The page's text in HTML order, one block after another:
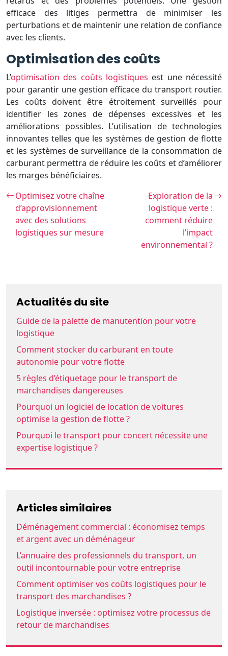
efficace des litiges permettra de minimiser les
perturbations et de maintenir une relation de confiance
avec les clients.
Optimisation des coûts
L’optimisation des coûts logistiques est une nécessité
pour garantir une gestion efficace du transport routier.
Les coûts doivent être étroitement surveillés pour
identifier les zones de dépenses excessives et les
améliorations possibles. L’utilisation de technologies
innovantes telles que les systèmes de gestion de flotte
et les systèmes de surveillance de la consommation de
carburant permettra de réduire les coûts et d’améliorer
les marges bénéficiaires.
Optimisez votre chaîne
d’approvisionnement
avec des solutions
logistiques sur mesure
Exploration de la
logistique verte :
comment réduire
l’impact
environnemental ?
Actualités du site
Guide de la palette de manutention pour votre
logistique
Comment stocker du carburant en toute
autonomie pour votre flotte
5 règles d’étiquetage pour le transport de
marchandises dangereuses
Pourquoi un logiciel de location de voitures
optimise la gestion de flotte ?
Pourquoi le transport pour concert nécessite une
expertise logistique ?
Articles similaires
Déménagement commercial : économisez temps
et argent avec un déménageur
L’annuaire des professionnels du transport, un
outil incontournable pour votre entreprise
Comment optimiser vos coûts logistiques pour le
transport des marchandises ?
Logistique inversée : optimisez votre processus de
retour de marchandises